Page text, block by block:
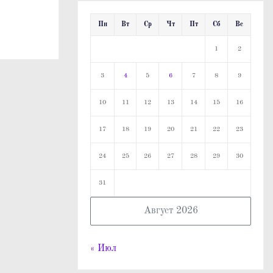
Август 2026
Пн Вт Ср Чт Пт Сб Вс
1 2
3 4 5 6 7 8 9
10 11 12 13 14 15 16
17 18 19 20 21 22 23
24 25 26 27 28 29 30
31
« Июл